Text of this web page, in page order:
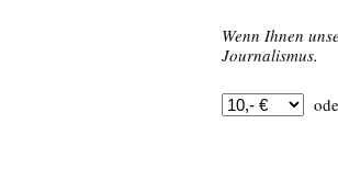
Wenn Ihnen
Journalismus.